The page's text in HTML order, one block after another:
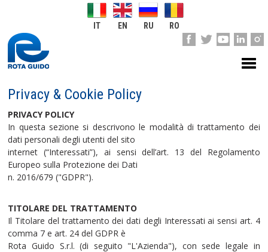
IT EN RU RO
Privacy & Cookie Policy
PRIVACY POLICY
In questa sezione si descrivono le modalità di trattamento dei
dati personali degli utenti del sito
internet (“Interessati”), ai sensi dell’art. 13 del Regolamento
Europeo sulla Protezione dei Dati
n. 2016/679 ("GDPR").
TITOLARE DEL TRATTAMENTO
Il Titolare del trattamento dei dati degli Interessati ai sensi art. 4
comma 7 e art. 24 del GDPR è
Rota Guido S.r.l. (di seguito "L'Azienda"), con sede legale in